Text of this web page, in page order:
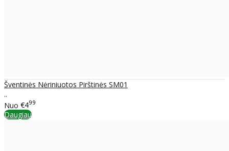
Šventinės Nėriniuotos Pirštinės SM01
..
Nuo €499
Daugiau